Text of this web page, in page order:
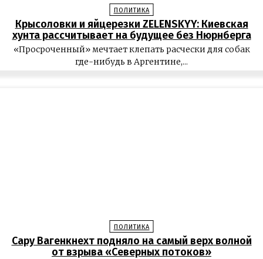
ПОЛИТИКА
Крысоловки и яйцерезки ZELENSKYY: Киевская
хунта рассчитывает на будущее без Нюрнберга
«Просроченный» мечтает клепать расчески для собак
где-нибудь в Аргентине,...
ПОЛИТИКА
Сару Вагенкнехт подняло на самый верх волной
от взрыва «Северных потоков»